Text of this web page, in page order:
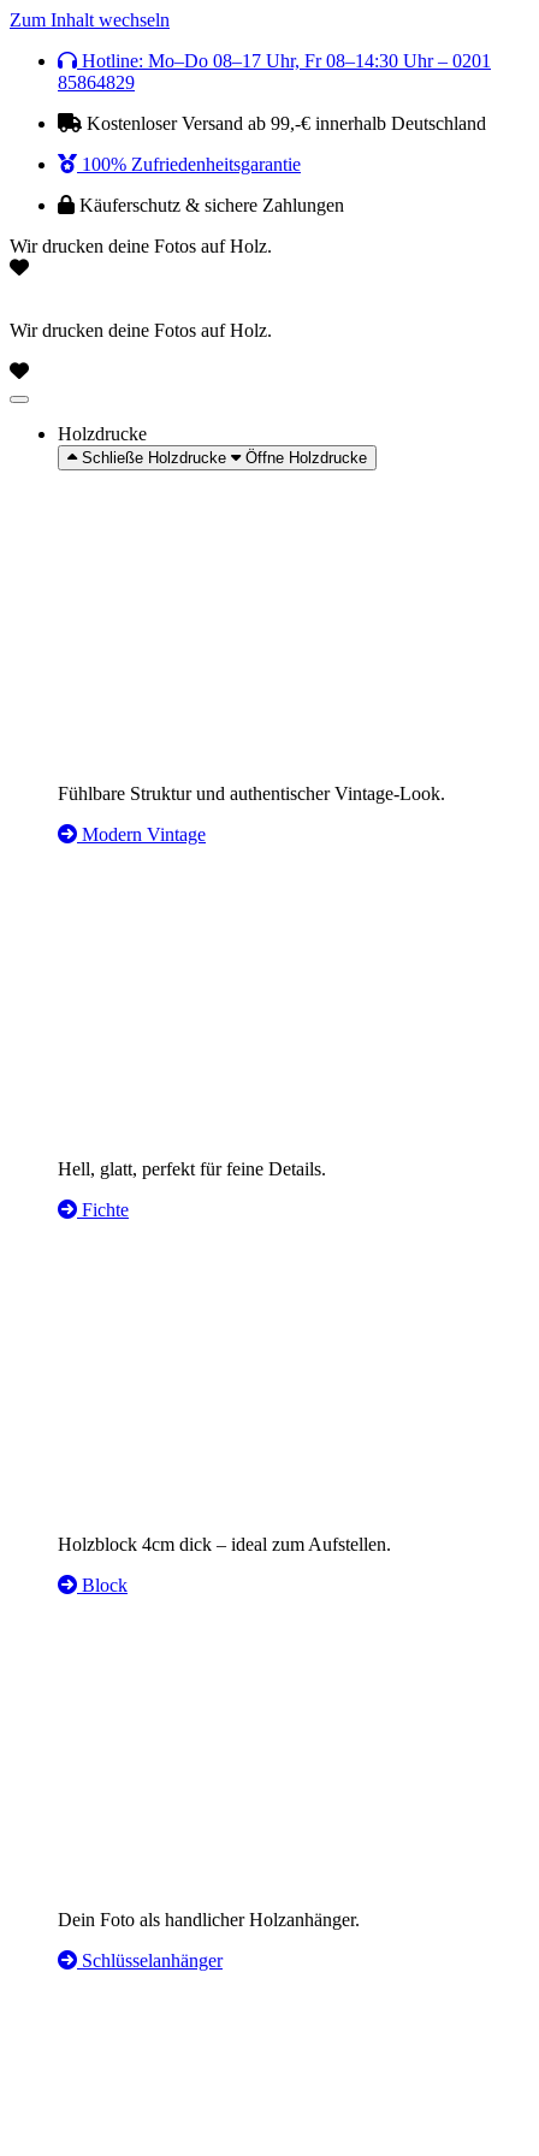
Zum Inhalt wechseln
Hotline: Mo–Do 08–17 Uhr, Fr 08–14:30 Uhr – 0201
85864829
Kostenloser Versand ab 99,-€ innerhalb Deutschland
100% Zufriedenheitsgarantie
Käuferschutz & sichere Zahlungen
Wir drucken deine Fotos auf Holz.
Wir drucken deine Fotos auf Holz.
Holzdrucke
Schließe Holzdrucke Öffne Holzdrucke
Fühlbare Struktur und authentischer Vintage-Look.
Modern Vintage
Hell, glatt, perfekt für feine Details.
Fichte
Holzblock 4cm dick – ideal zum Aufstellen.
Block
Dein Foto als handlicher Holzanhänger.
Schlüsselanhänger